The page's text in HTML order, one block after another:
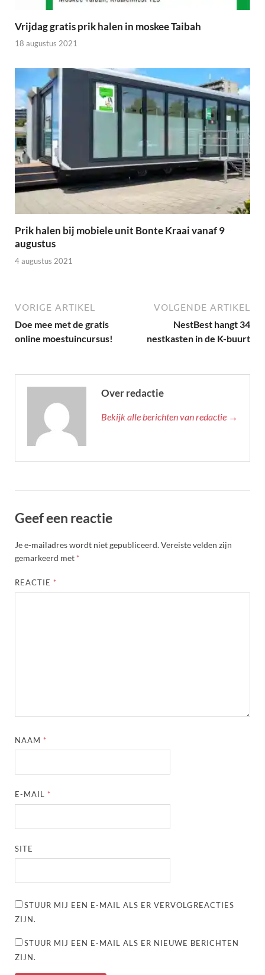
Vrijdag gratis prik halen in moskee Taibah
18 augustus 2021
Prik halen bij mobiele unit Bonte Kraai vanaf 9
augustus
4 augustus 2021
VORIGE ARTIKEL
Doe mee met de gratis
online moestuincursus!
VOLGENDE ARTIKEL
NestBest hangt 34
nestkasten in de K-buurt
Over redactie
Bekijk alle berichten van redactie →
Geef een reactie
Je e-mailadres wordt niet gepubliceerd.Vereiste velden zijn
gemarkeerd met *
REACTIE *
NAAM *
E-MAIL *
SITE
STUUR MIJ EEN E-MAIL ALS ER VERVOLGREACTIES
ZIJN.
STUUR MIJ EEN E-MAIL ALS ER NIEUWE BERICHTEN
ZIJN.